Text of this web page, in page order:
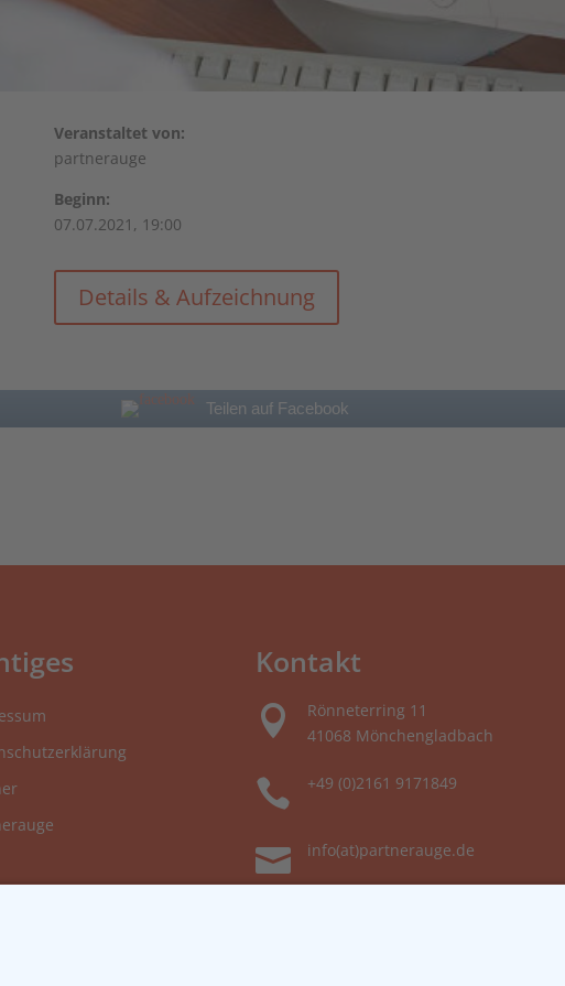
Veranstaltet von:
partnerauge
Beginn:
07.07.2021, 19:00
Details & Aufzeichnung
Teilen auf Facebook
Kontakt

Rönneterring 11
41068 Mönchengladbach
 +49 (0)2161 9171849
 info(at)partnerauge.de